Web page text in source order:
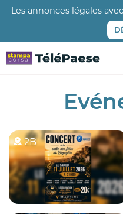
Aller
principal
Les annonces légales
2B